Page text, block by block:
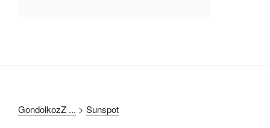
GondolkozZ ... > Sunspot